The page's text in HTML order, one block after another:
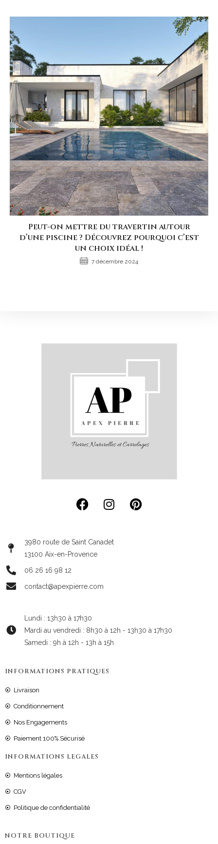
Peut-on mettre du travertin autour
d’une piscine ? Découvrez pourquoi c’est
un choix idéal !
7 décembre 2024
3980 route de Saint Canadet
13100 Aix-en-Provence
06 26 16 98 12
contact@apexpierre.com
Lundi : 13h30 à 17h30
Mardi au vendredi : 8h30 à 12h - 13h30 à 17h30
Samedi : 9h à 12h - 13h à 15h
INFORMATIONS PRATIQUES
Livraison
Conditionnement
Nos Engagements
Paiement 100% Sécurisé
INFORMATIONS LEGALES
Mentions légales
CGV
Politique de confidentialité
NOTRE BOUTIQUE